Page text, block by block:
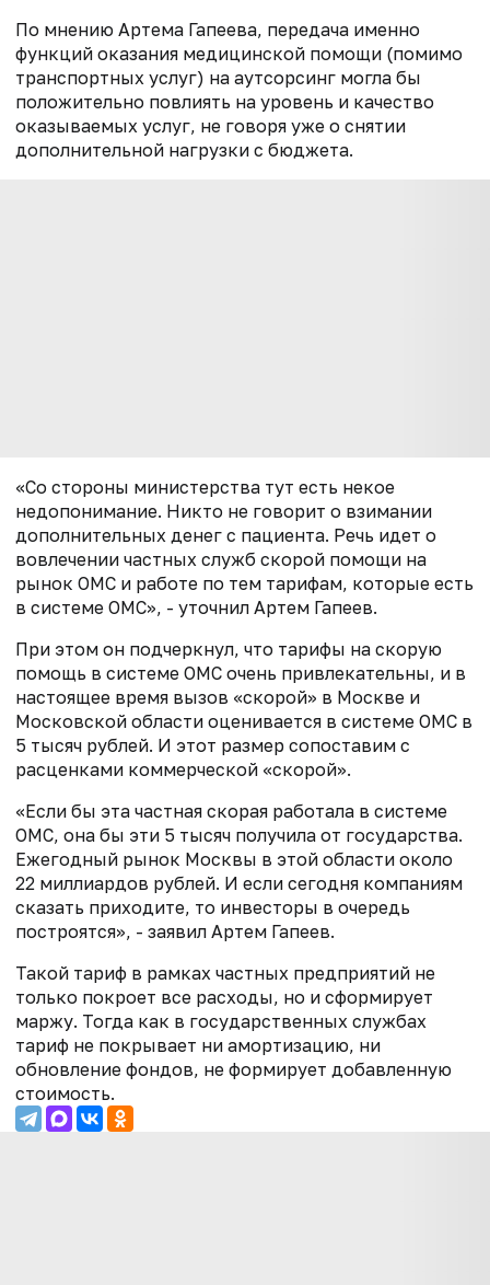
По мнению Артема Гапеева, передача именно
функций оказания медицинской помощи (помимо
транспортных услуг) на аутсорсинг могла бы
положительно повлиять на уровень и качество
оказываемых услуг, не говоря уже о снятии
дополнительной нагрузки с бюджета.
«Со стороны министерства тут есть некое
недопонимание. Никто не говорит о взимании
дополнительных денег с пациента. Речь идет о
вовлечении частных служб скорой помощи на
рынок ОМС и работе по тем тарифам, которые есть
в системе ОМС», - уточнил Артем Гапеев.
При этом он подчеркнул, что тарифы на скорую
помощь в системе ОМС очень привлекательны, и в
настоящее время вызов «скорой» в Москве и
Московской области оценивается в системе ОМС в
5 тысяч рублей. И этот размер сопоставим с
расценками коммерческой «скорой».
«Если бы эта частная скорая работала в системе
ОМС, она бы эти 5 тысяч получила от государства.
Ежегодный рынок Москвы в этой области около
22 миллиардов рублей. И если сегодня компаниям
сказать приходите, то инвесторы в очередь
построятся», - заявил Артем Гапеев.
Такой тариф в рамках частных предприятий не
только покроет все расходы, но и сформирует
маржу. Тогда как в государственных службах
тариф не покрывает ни амортизацию, ни
обновление фондов, не формирует добавленную
стоимость.